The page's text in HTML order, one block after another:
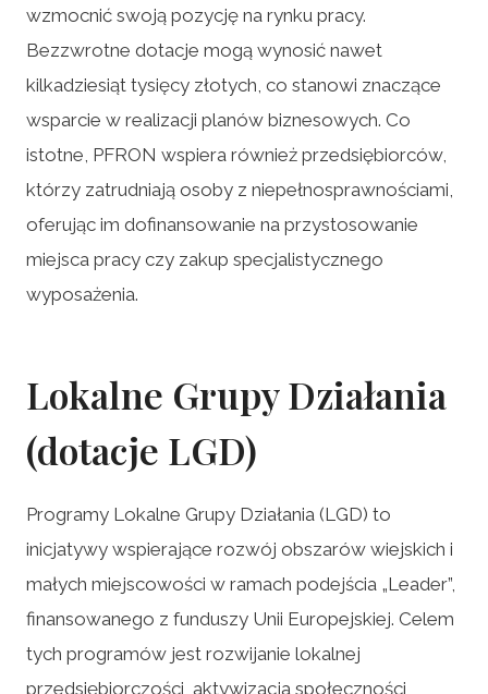
wzmocnić swoją pozycję na rynku pracy.
Bezzwrotne dotacje mogą wynosić nawet
kilkadziesiąt tysięcy złotych, co stanowi znaczące
wsparcie w realizacji planów biznesowych. Co
istotne, PFRON wspiera również przedsiębiorców,
którzy zatrudniają osoby z niepełnosprawnościami,
oferując im dofinansowanie na przystosowanie
miejsca pracy czy zakup specjalistycznego
wyposażenia.
Lokalne Grupy Działania
(dotacje LGD)
Programy Lokalne Grupy Działania (LGD) to
inicjatywy wspierające rozwój obszarów wiejskich i
małych miejscowości w ramach podejścia „Leader”,
finansowanego z funduszy Unii Europejskiej. Celem
tych programów jest rozwijanie lokalnej
przedsiębiorczości, aktywizacja społeczności